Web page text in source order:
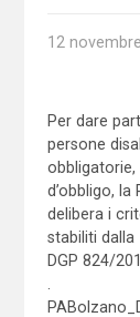
12
Per dare
persone
d’obbligo,
delibera i
stabiliti dalla
DGP 824/